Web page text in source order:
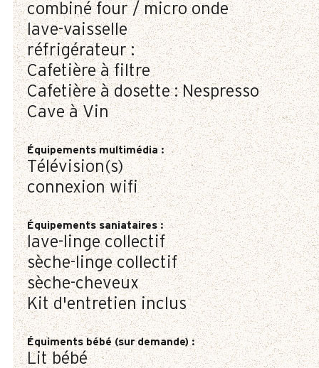
combiné four / micro onde
lave-vaisselle
réfrigérateur :
Cafetière à filtre
Cafetière à dosette : Nespresso
Cave à Vin
Équipements multimédia:
Télévision(s)
connexion wifi
Équipements saniataires:
lave-linge collectif
sèche-linge collectif
sèche-cheveux
Kit d'entretien inclus
Équiments bébé (sur demande):
Lit bébé